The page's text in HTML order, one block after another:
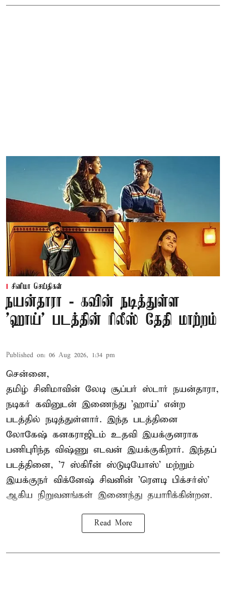
சினிமா செய்திகள்
நயன்தாரா - கவின் நடித்துள்ள
'ஹாய்' படத்தின் ரிலீஸ் தேதி மாற்றம்
Published on: 06 Aug 2026, 1:34 pm
சென்னை,
தமிழ் சினிமாவின் லேடி சூப்பர் ஸ்டார் நயன்தாரா,
நடிகர் கவினுடன் இணைந்து 'ஹாய்' என்ற
படத்தில் நடித்துள்ளார். இந்த படத்தினை
லோகேஷ் கனகராஜிடம் உதவி இயக்குனராக
பணிபுரிந்த விஷ்ணு எடவன் இயக்குகிறார். இந்தப்
படத்தினை, '7 ஸ்கிரீன் ஸ்டுடியோஸ்' மற்றும்
இயக்குநர் விக்னேஷ் சிவனின் 'ரௌடி பிக்சர்ஸ்'
ஆகிய நிறுவனங்கள் இணைந்து தயாரிக்கின்றன.
Read More